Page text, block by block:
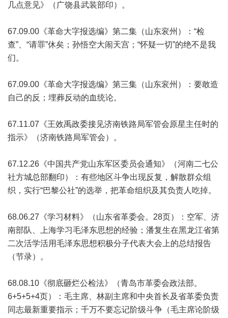
几点意见》（广饶县武装部印）。
67.09.00《革命大字报选编》第二集（山东衮州）：“检
查”、“请罪”休矣；孙悟空大闹天宫；“怀疑一切”的绝不是我
们。
67.09.00《革命大字报选编》第三集（山东衮州）：要敢造
自己的反；埋葬反动的血统论。
67.11.07《王效禹政委接见济南铁路局军管会原星主任时的
指示》（济南铁路局军管会）。
67.12.26《中国共产党山东军区委员会通知》（河南二七公
社方城总部翻印）：有些地区斗争出现反复，解散群众组
织，实行“巴黎公社”的选举，把革命组织及其负责人吃掉。
68.06.27《学习材料》（山东省革委会。28页）：空军、济
南部队、上海学习毛泽东思想的经验；潘复生在黑龙江省第
二次活学活用毛泽东思想积极分子代表大会上的总结报告
（节录）。
68.08.10《彻底砸烂公检法》（青岛市革委会政法部。
6+5+5+4页）：毛主席、林副主席和中央首长及省革委负责
同志最新重要指示；千万不要忘记阶级斗争（毛主席论阶级